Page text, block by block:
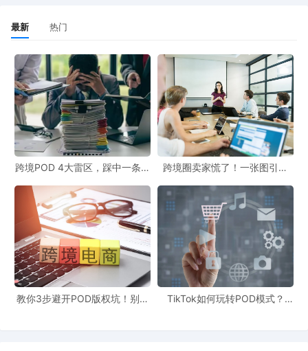
起诉时间：2025年5月1日
案件号：25-cv-02428
品牌方：BOARDRIDERS IP HOLDINGS, LLC.
代理律所：Sladkus Law
起诉地：美国佐治亚州
维权理由：商标侵权
主要针对旗下七大主力品牌的130多个商标发起维
权，范围覆盖服饰、鞋包、眼镜、运动器材、床上用
品、毛巾矿泉水等30多个品类，涉及商标多覆盖范围
广，中招的卖家必定不少，被告店铺多达349家。
最新 热门
跨境POD 4大雷区，踩中一条都
跨境圈卖家慌了！一张图引爆
踩！
教你3步避开POD版权坑！别让
TikTok如何玩转POD模式？